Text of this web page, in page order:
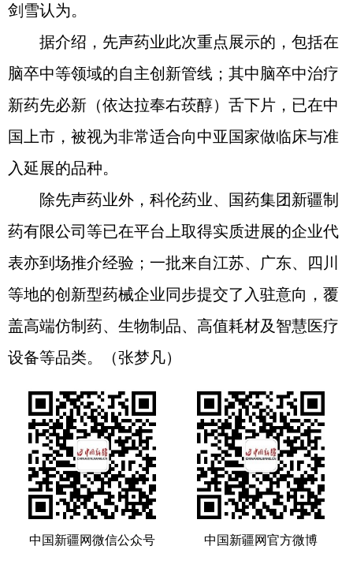
剑雪认为。
据介绍，先声药业此次重点展示的，包括在
脑卒中等领域的自主创新管线；其中脑卒中治疗
新药先必新（依达拉奉右莰醇）舌下片，已在中
国上市，被视为非常适合向中亚国家做临床与准
入延展的品种。
除先声药业外，科伦药业、国药集团新疆制
药有限公司等已在平台上取得实质进展的企业代
表亦到场推介经验；一批来自江苏、广东、四川
等地的创新型药械企业同步提交了入驻意向，覆
盖高端仿制药、生物制品、高值耗材及智慧医疗
设备等品类。（张梦凡）
中国新疆网微信公众号 中国新疆网官方微博